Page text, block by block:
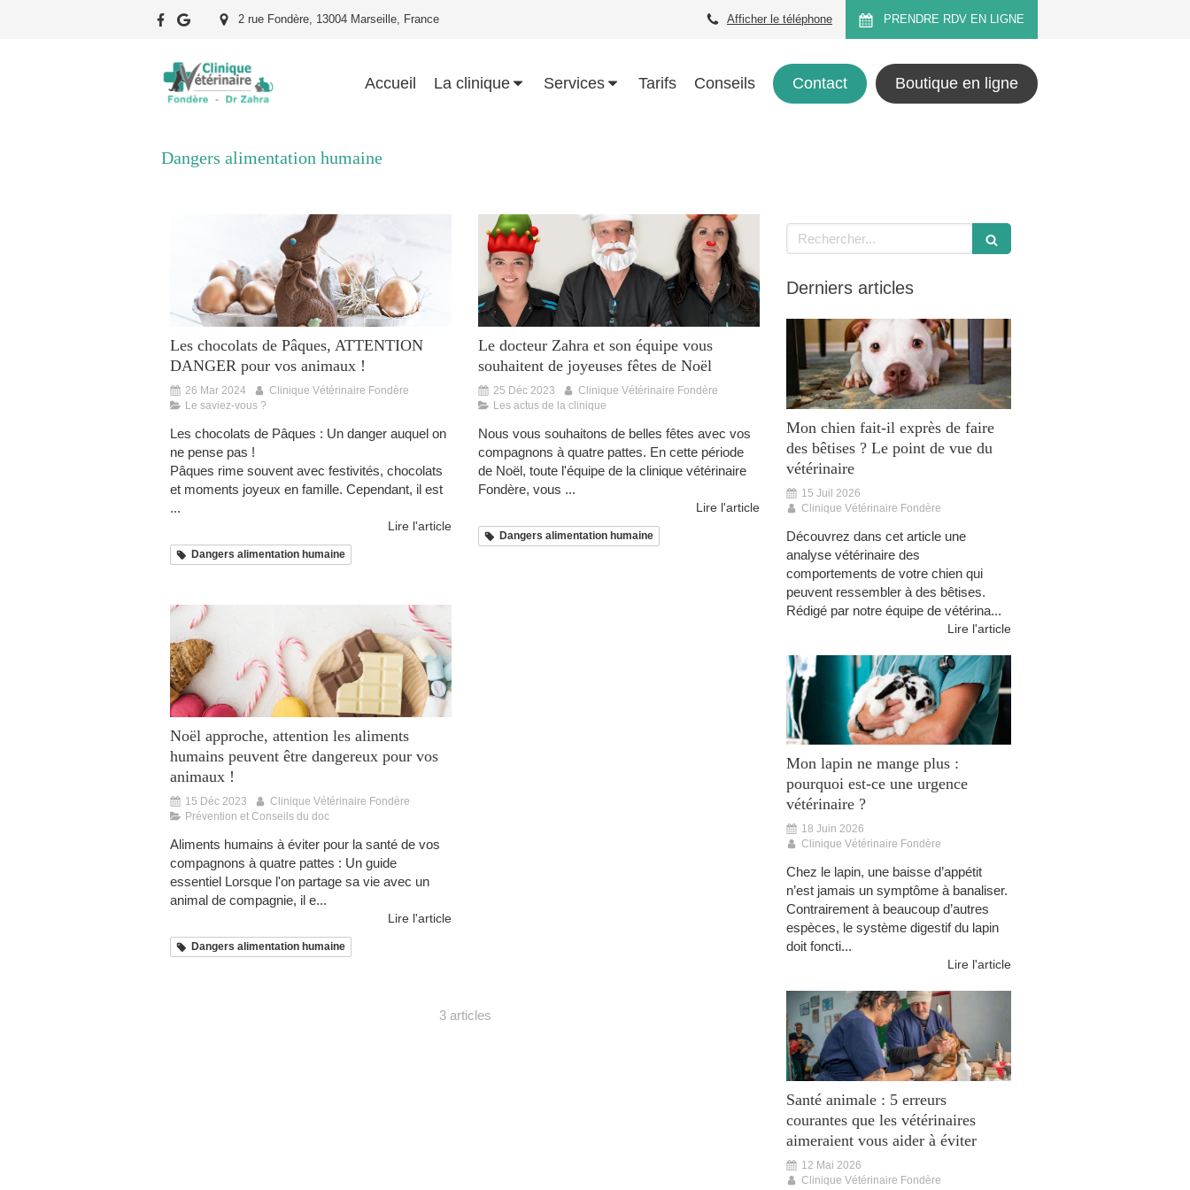
2 rue Fondère, 13004 Marseille, France PRENDRE RDV EN LIGNE
Afficher le téléphone
Accueil La clinique Services Tarifs Conseils Contact Boutique en ligne
Dangers alimentation humaine
Les chocolats de Pâques, ATTENTION
DANGER pour vos animaux !
26 Mar 2024
Clinique Vétérinaire Fondère
Le saviez-vous ?
Les chocolats de Pâques : Un danger auquel on
ne pense pas !
Pâques rime souvent avec festivités, chocolats
et moments joyeux en famille. Cependant, il est
...
Lire l'article
Dangers alimentation humaine
Le docteur Zahra et son équipe vous
souhaitent de joyeuses fêtes de Noël
25 Déc 2023
Clinique Vétérinaire Fondère
Les actus de la clinique
Nous vous souhaitons de belles fêtes avec vos
compagnons à quatre pattes. En cette période
de Noël, toute l'équipe de la clinique vétérinaire
Fondère, vous ...
Lire l'article
Dangers alimentation humaine
Noël approche, attention les aliments
humains peuvent être dangereux pour vos
animaux !
15 Déc 2023
Clinique Vétérinaire Fondère
Prévention et Conseils du doc
Aliments humains à éviter pour la santé de vos
compagnons à quatre pattes : Un guide
essentiel Lorsque l'on partage sa vie avec un
animal de compagnie, il e...
Lire l'article
Dangers alimentation humaine
3 articles
Rechercher
Derniers articles
Mon chien fait-il exprès de faire
des bêtises ? Le point de vue du
vétérinaire
15 Juil 2026
Clinique Vétérinaire Fondère
Découvrez dans cet article une
analyse vétérinaire des
comportements de votre chien qui
peuvent ressembler à des bêtises.
Rédigé par notre équipe de vétérina...
Lire l'article
Mon lapin ne mange plus :
pourquoi est-ce une urgence
vétérinaire ?
18 Juin 2026
Clinique Vétérinaire Fondère
Chez le lapin, une baisse d’appétit
n’est jamais un symptôme à banaliser.
Contrairement à beaucoup d’autres
espèces, le système digestif du lapin
doit foncti...
Lire l'article
Santé animale : 5 erreurs
courantes que les vétérinaires
aimeraient vous aider à éviter
12 Mai 2026
Clinique Vétérinaire Fondère